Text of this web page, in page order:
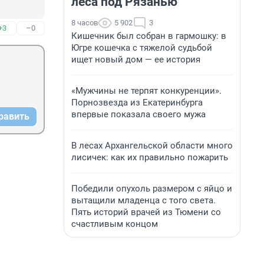
–0
8 часов 5 902 3
Кишечник был собран в гармошку: в
Югре кошечка с тяжелой судьбой
ищет новый дом — ее история
«Мужчины не терпят конкуренции».
Порнозвезда из Екатеринбурга
впервые показала своего мужа
В лесах Архангельской области много
лисичек: как их правильно пожарить
Победили опухоль размером с яйцо и
вытащили младенца с того света.
Пять историй врачей из Тюмени со
счастливым концом